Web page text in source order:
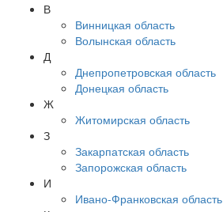
В
Винницкая область
Волынская область
Д
Днепропетровская область
Донецкая область
Ж
Житомирская область
З
Закарпатская область
Запорожская область
И
Ивано-Франковская область